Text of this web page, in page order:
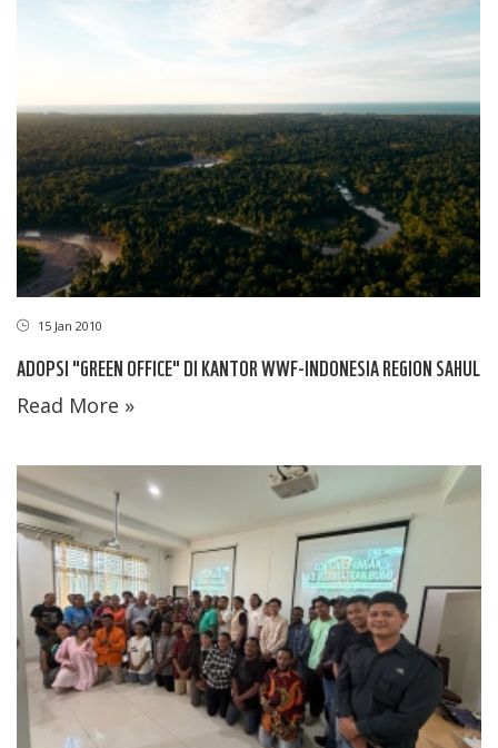
15 Jan 2010
ADOPSI "GREEN OFFICE" DI KANTOR WWF-INDONESIA REGION SAHUL
Read More »